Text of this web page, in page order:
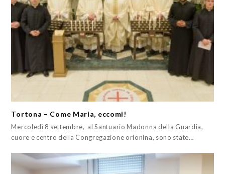
Tortona – Come Maria, eccomi!
Mercoledì 8 settembre, al Santuario Madonna della Guardia,
cuore e centro della Congregazione orionina, sono state…